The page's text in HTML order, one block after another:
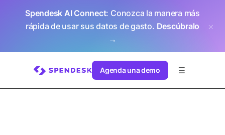
Spendesk AI Connect: Conozca la manera más
rápida de usar sus datos de gasto. Descúbralo
→
Agenda una demo